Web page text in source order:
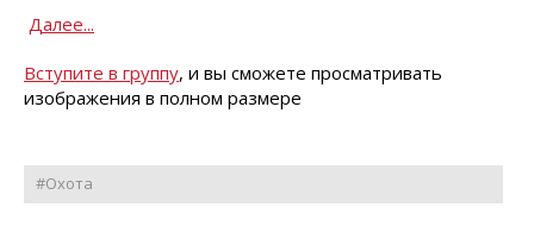
Далее...
Вступите в группу, и вы сможете просматривать
изображения в полном размере
#Охота